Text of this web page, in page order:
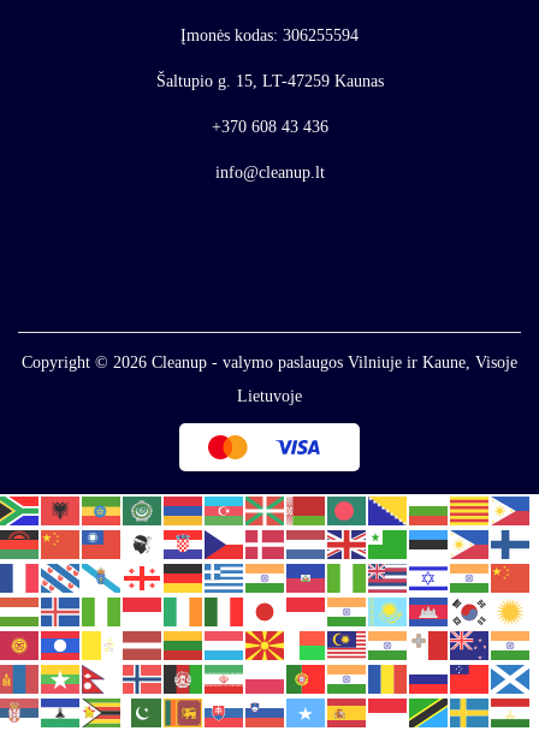
Įmonės kodas: 306255594
Šaltupio g. 15, LT-47259 Kaunas
+370 608 43 436
info@cleanup.lt
Copyright © 2026 Cleanup - valymo paslaugos Vilniuje ir Kaune, Visoje
Lietuvoje